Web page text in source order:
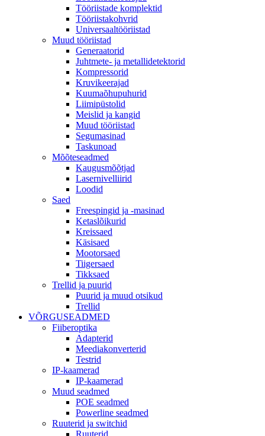
Tööriistade komplektid
Tööriistakohvrid
Universaaltööriistad
Muud tööriistad
Generaatorid
Juhtmete- ja metallidetektorid
Kompressorid
Kruvikeerajad
Kuumaõhupuhurid
Liimipüstolid
Meislid ja kangid
Muud tööriistad
Segumasinad
Taskunoad
Mõõteseadmed
Kaugusmõõtjad
Lasernivelliirid
Loodid
Saed
Freespingid ja -masinad
Ketaslõikurid
Kreissaed
Käsisaed
Mootorsaed
Tiigersaed
Tikksaed
Trellid ja puurid
Puurid ja muud otsikud
Trellid
VÕRGUSEADMED
Fiiberoptika
Adapterid
Meediakonverterid
Testrid
IP-kaamerad
IP-kaamerad
Muud seadmed
POE seadmed
Powerline seadmed
Ruuterid ja switchid
Ruuterid